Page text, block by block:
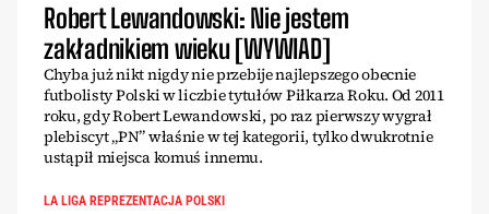
Robert Lewandowski: Nie jestem
zakładnikiem wieku [WYWIAD]
Chyba już nikt nigdy nie przebije najlepszego obecnie
futbolisty Polski w liczbie tytułów Piłkarza Roku. Od 2011
roku, gdy Robert Lewandowski, po raz pierwszy wygrał
plebiscyt „PN” właśnie w tej kategorii, tylko dwukrotnie
ustąpił miejsca komuś innemu.
LA LIGA REPREZENTACJA POLSKI